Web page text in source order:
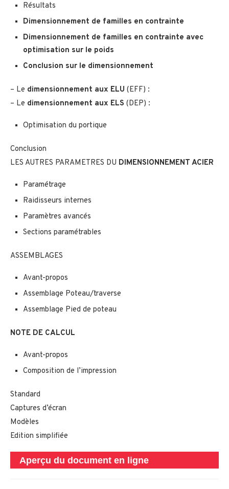
Résultats
Dimensionnement de familles en contrainte
Dimensionnement de familles en contrainte avec
optimisation sur le poids
Conclusion sur le dimensionnement
– Le dimensionnement aux ELU (EFF) :
– Le dimensionnement aux ELS (DEP) :
Optimisation du portique
Conclusion
LES AUTRES PARAMETRES DU DIMENSIONNEMENT ACIER
Paramétrage
Raidisseurs internes
Paramètres avancés
Sections paramétrables
ASSEMBLAGES
Avant-propos
Assemblage Poteau/traverse
Assemblage Pied de poteau
NOTE DE CALCUL
Avant-propos
Composition de l’impression
Standard
Captures d’écran
Modèles
Edition simplifiée
Aperçu du document en ligne